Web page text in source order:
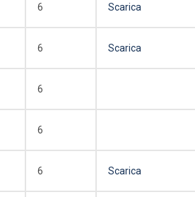
6 Scarica
6 Scarica
6
6
6 Scarica